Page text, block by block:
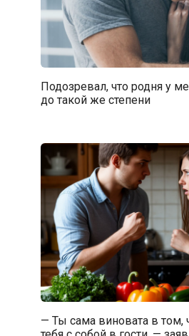
Подозревал, что родня у
до такой же степени
— Ты сама виновата в том,